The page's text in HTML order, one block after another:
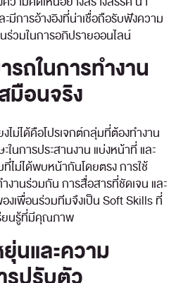
มีการอ้างอิงที่น่าเชื่อถือรับฟังความ
ร่วมในการอภิปรายออนไลน์
ถในการทำงาน
มือนจริง
ไม่ได้คือโปรเจกต์กลุ่มที่ต้องทำงาน
นการประสานงาน แบ่งหน้าที่ และ
ไม่ได้พบหน้ากันโดยตรง การใช้
งานร่วมกัน การสื่อสารที่ชัดเจน และ
งเพื่อนร่วมทีมจึงเป็น Soft Skills ที่
ยนรู้ที่มีคุณภาพ
นและความ